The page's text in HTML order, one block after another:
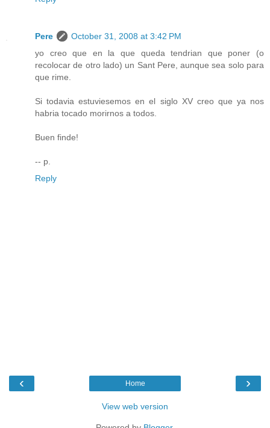
Pere
October 31, 2008 at 3:42 PM
yo creo que en la que queda tendrian que poner (o
recolocar de otro lado) un Sant Pere, aunque sea solo para
que rime.
Si todavia estuviesemos en el siglo XV creo que ya nos
habria tocado morirnos a todos.
Buen finde!
-- p.
Reply
‹ ›
Home
View web version